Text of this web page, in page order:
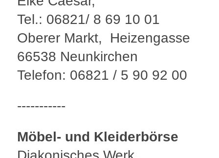
Tel.: 06821/ 8 69 10 01
Oberer Markt, Heizengasse
66538 Neunkirchen
Telefon: 06821 / 5 90 92 00
-----------
Möbel- und Kleiderbörse